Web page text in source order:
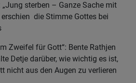
„Jung sterben – Ganze Sache mit
die Stimme Gottes bei
Zweifel für Gott“: Bente Rathjen
Detje darüber, wie wichtig es ist,
nicht aus den Augen zu verlieren